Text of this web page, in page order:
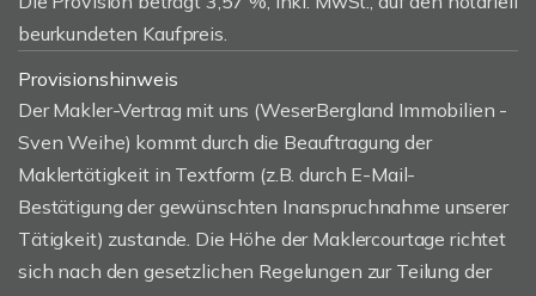
beurkundeten Kaufpreis.
Provisionshinweis
Der Makler-Vertrag mit uns (WeserBergland Immobilien -
Sven Weihe) kommt durch die Beauftragung der
Maklertätigkeit in Textform (z.B. durch E-Mail-
Bestätigung der gewünschten Inanspruchnahme unserer
Tätigkeit) zustande. Die Höhe der Maklercourtage richtet
sich nach den gesetzlichen Regelungen zur Teilung der